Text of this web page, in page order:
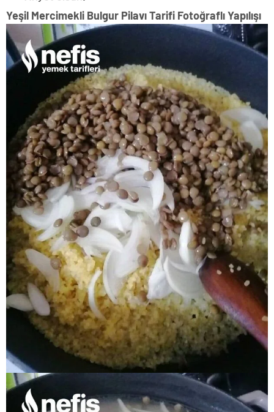
Yeşil Mercimekli Bulgur Pilavı Tarifi Fotoğraflı Yapılışı